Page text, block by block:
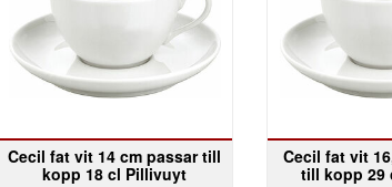
Cecil fat vit 14 cm passar till
kopp 18 cl Pillivuyt
Cecil fat vit
till kopp 29